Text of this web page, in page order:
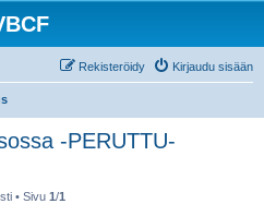
Kirjaudu sisään
Rekisteröidy
-PERUTTU-
• Sivu 1/1